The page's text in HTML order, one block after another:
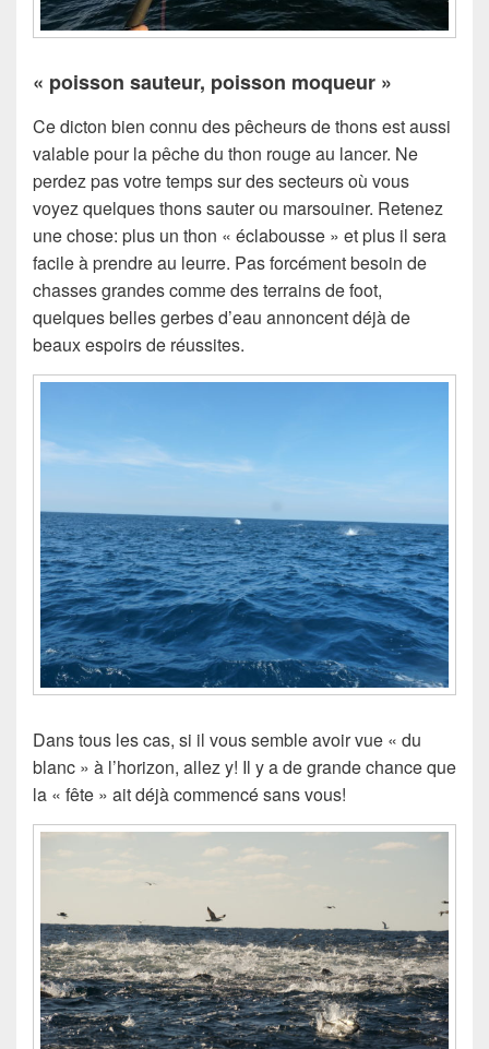
« poisson sauteur, poisson moqueur »
Ce dicton bien connu des pêcheurs de thons est aussi
valable pour la pêche du thon rouge au lancer. Ne
perdez pas votre temps sur des secteurs où vous
voyez quelques thons sauter ou marsouiner. Retenez
une chose: plus un thon « éclabousse » et plus il sera
facile à prendre au leurre. Pas forcément besoin de
chasses grandes comme des terrains de foot,
quelques belles gerbes d’eau annoncent déjà de
beaux espoirs de réussites.
Dans tous les cas, si il vous semble avoir vue « du
blanc » à l’horizon, allez y! Il y a de grande chance que
la « fête » ait déjà commencé sans vous!